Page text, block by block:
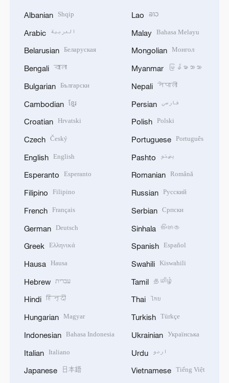
Albanian Shqip
Arabic العربية
Belarusian Беларуская
Bengali বাংলা
Bulgarian Български
Cambodian ខ្មែរ
Croatian Hrvatski
Czech Český
English English
Esperanto Esperanto
Filipino Filipino
French Français
German Deutsch
Greek Ελληνικά
Hausa Hausa
Hebrew עברית
Hindi हिन्दी
Hungarian Magyar
Indonesian Bahasa Indonesia
Italian Italiano
Japanese
日本語
Lao ລາວ
Malay Bahasa Melayu
Mongolian Монгол
Myanmar မြန်မာဘာသာ
Nepali नेपाली
Persian فارسی
Polish Polski
Portuguese Português
Pashto پښتو
Romanian Română
Russian Русский
Serbian Српски
Sinhala සිංහල
Spanish Español
Swahili Kiswahili
Tamil தமிழ்
Thai ไทย
Turkish Türkçe
Ukrainian Українська
Urdu اردو
Vietnamese Tiếng Việt